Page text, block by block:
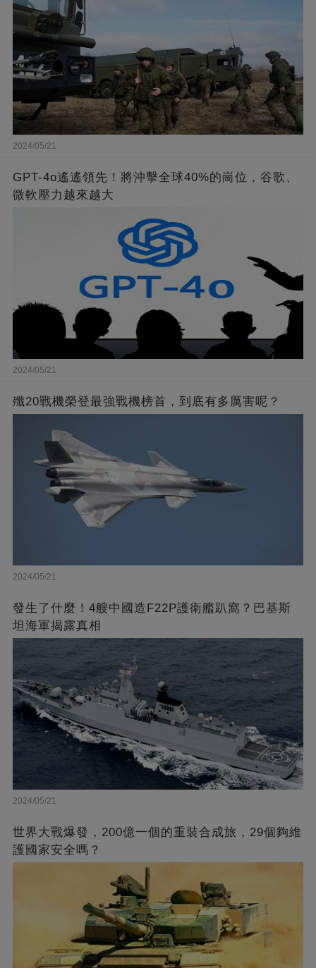
2024/05/21
GPT-4o遙遙領先！將沖擊全球40%的崗位，谷歌、
微軟壓力越來越大
2024/05/21
殲20戰機榮登最強戰機榜首，到底有多厲害呢？
2024/05/21
發生了什麼！4艘中國造F22P護衛艦趴窩？巴基斯
坦海軍揭露真相
2024/05/21
世界大戰爆發，200億一個的重裝合成旅，29個夠維
護國家安全嗎？